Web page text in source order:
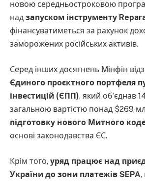
новою середньостроковою
над запуском інструменту
фінансуватиметься за рахунок
заморожених російських активів.
Серед інших досягнень Мінфін
Єдиного проєктного портфеля
інвестицій (ЄПП), який об’єднав
загальною вартістю понад $269
підготовку нового Митного
основі законодавства ЄС.
Крім того, уряд працює над
України до зони платежів SEPA,